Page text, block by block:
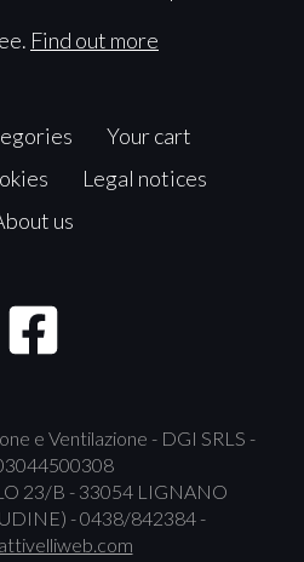
Find out more
Your cart
Legal notices
us
e Ventilazione - DGI SRLS -
23/B - 33054 LIGNANO
- 0438/842384 -